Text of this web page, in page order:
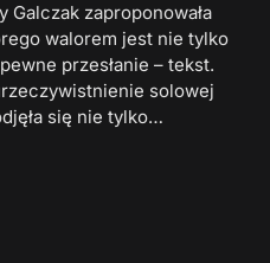
Galczak zaproponowała
walorem jest nie tylko
przesłanie – tekst.
solowej
się nie tylko…